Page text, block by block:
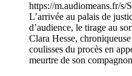
https://m.audiomeans.fr/
L’arrivée au palais de
d’audience, le tirage au
Clara Hesse,
coulisses du procès en
meurtre de son